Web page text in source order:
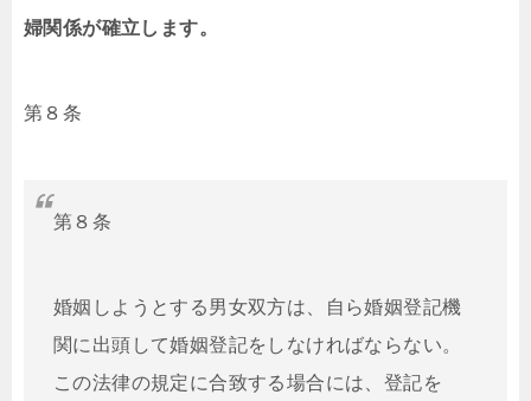
婦関係が確立します。
第８条
第８条
婚姻しようとする男女双方は、自ら婚姻登記機
関に出頭して婚姻登記をしなければならない。
この法律の規定に合致する場合には、登記を